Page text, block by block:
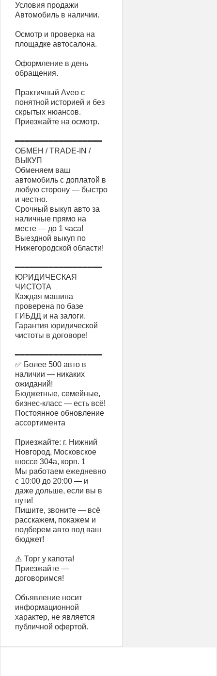
Условия продажи
Автомобиль в наличии.
Осмотр и проверка на
площадке автосалона.
Оформление в день
обращения.
Практичный Aveo с
понятной историей и без
скрытых нюансов.
Приезжайте на осмотр.
━━━━━━━━━━━━━━━━━━
ОБМЕН / TRADE-IN /
ВЫКУП
Обменяем ваш
автомобиль с доплатой в
любую сторону — быстро
и честно.
Срочный выкуп авто за
наличные прямо на
месте — до 1 часа!
Выездной выкуп по
Нижегородской области!
━━━━━━━━━━━━━━━━━━
ЮРИДИЧЕСКАЯ
ЧИСТОТА
Каждая машина
проверена по базе
ГИБДД и на залоги.
Гарантия юридической
чистоты в договоре!
━━━━━━━━━━━━━━━━━━
✅ Более 500 авто в
наличии — никаких
ожиданий!
Бюджетные, семейные,
бизнес-класс — есть всё!
Постоянное обновление
ассортимента
Приезжайте: г. Нижний
Новгород, Московское
шоссе 304а, корп. 1
Мы работаем ежедневно
с 10:00 до 20:00 — и
даже дольше, если вы в
пути!
Пишите, звоните — всё
расскажем, покажем и
подберем авто под ваш
бюджет!
⚠️ Торг у капота!
Приезжайте —
договоримся!
Объявление носит
информационной
характер, не является
публичной офертой.